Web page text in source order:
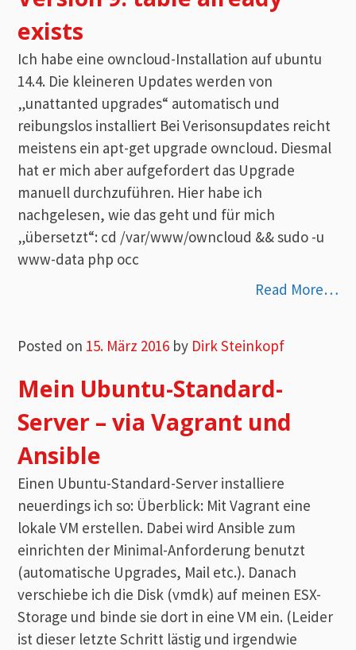
exists
Ich habe eine owncloud-Installation auf ubuntu
14.4. Die kleineren Updates werden von
„unattanted upgrades“ automatisch und
reibungslos installiert Bei Verisonsupdates reicht
meistens ein apt-get upgrade owncloud. Diesmal
hat er mich aber aufgefordert das Upgrade
manuell durchzuführen. Hier habe ich
nachgelesen, wie das geht und für mich
„übersetzt“: cd /var/www/owncloud && sudo -u
www-data php occ
Read More…
Posted on 15. März 2016 by Dirk Steinkopf
Mein Ubuntu-Standard-
Server – via Vagrant und
Ansible
Einen Ubuntu-Standard-Server installiere
neuerdings ich so: Überblick: Mit Vagrant eine
lokale VM erstellen. Dabei wird Ansible zum
einrichten der Minimal-Anforderung benutzt
(automatische Upgrades, Mail etc.). Danach
verschiebe ich die Disk (vmdk) auf meinen ESX-
Storage und binde sie dort in eine VM ein. (Leider
ist dieser letzte Schritt lästig und irgendwie